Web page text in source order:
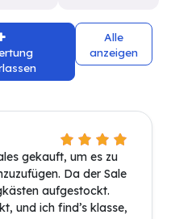
Alle
anzeigen
gekauft, um es zu
Da der Sale
aufgestockt.
und ich find’s klasse,